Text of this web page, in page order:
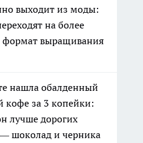
выходит из моды:
на более
выращивания
нашла обалденный
кофе за 3 копейки:
лучше дорогих
шоколад и черника